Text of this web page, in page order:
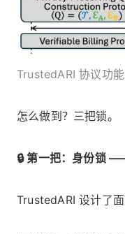
TrustedARI 协议功
怎么做到？三把锁。
🔒 第一把：身份锁
TrustedARI 设计了